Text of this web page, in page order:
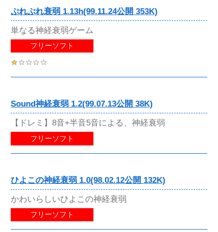
ぷれぷれ衰弱 1.13h(99.11.24公開 353K)
単なる神経衰弱ゲーム
フリーソフト
Sound神経衰弱 1.2(99.07.13公開 38K)
【ドレミ】8音+半音5音による、神経衰弱
フリーソフト
ひよこの神経衰弱 1.0(98.02.12公開 132K)
かわいらしいひよこの神経衰弱
フリーソフト